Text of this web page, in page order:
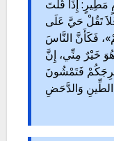
مَطِيرٍ: إِذَا قُلْتَ
تَقُلْ حَيَّ عَلَى
فَكَأَنَّ النَّاسَ
خَيْرٌ مِنِّي، إِنَّ
فَتَمْشُونَ
وَالدَّحَضِ